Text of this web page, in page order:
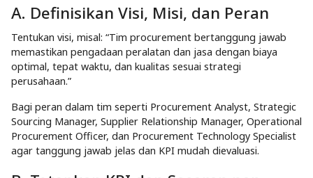
A. Definisikan Visi, Misi, dan Peran
Tentukan visi, misal: “Tim procurement bertanggung jawab
memastikan pengadaan peralatan dan jasa dengan biaya
optimal, tepat waktu, dan kualitas sesuai strategi
perusahaan.”
Bagi peran dalam tim seperti Procurement Analyst, Strategic
Sourcing Manager, Supplier Relationship Manager, Operational
Procurement Officer, dan Procurement Technology Specialist
agar tanggung jawab jelas dan KPI mudah dievaluasi.